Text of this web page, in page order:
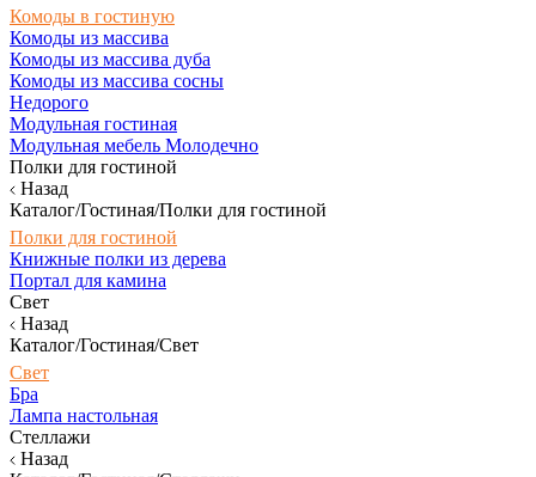
Комоды в гостиную
Комоды из массива
Комоды из массива дуба
Комоды из массива сосны
Недорого
Модульная гостиная
Модульная мебель Молодечно
Полки для гостиной
Назад
Каталог/Гостиная/Полки для гостиной
Полки для гостиной
Книжные полки из дерева
Портал для камина
Свет
Назад
Каталог/Гостиная/Свет
Свет
Бра
Лампа настольная
Стеллажи
Назад